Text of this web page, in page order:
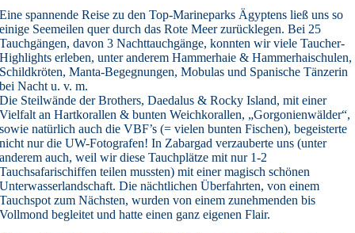
Eine spannende Reise zu den Top-Marineparks Ägyptens ließ uns so
einige Seemeilen quer durch das Rote Meer zurücklegen. Bei 25
Tauchgängen, davon 3 Nachttauchgänge, konnten wir viele Taucher-
Highlights erleben, unter anderem Hammerhaie & Hammerhaischulen,
Schildkröten, Manta-Begegnungen, Mobulas und Spanische Tänzerin
bei Nacht u. v. m.
Die Steilwände der Brothers, Daedalus & Rocky Island, mit einer
Vielfalt an Hartkorallen & bunten Weichkorallen, „Gorgonienwälder“,
sowie natürlich auch die VBF’s (= vielen bunten Fischen), begeisterte
nicht nur die UW-Fotografen! In Zabargad verzauberte uns (unter
anderem auch, weil wir diese Tauchplätze mit nur 1-2
Tauchsafarischiffen teilen mussten) mit einer magisch schönen
Unterwasserlandschaft. Die nächtlichen Überfahrten, von einem
Tauchspot zum Nächsten, wurden von einem zunehmenden bis
Vollmond begleitet und hatte einen ganz eigenen Flair.